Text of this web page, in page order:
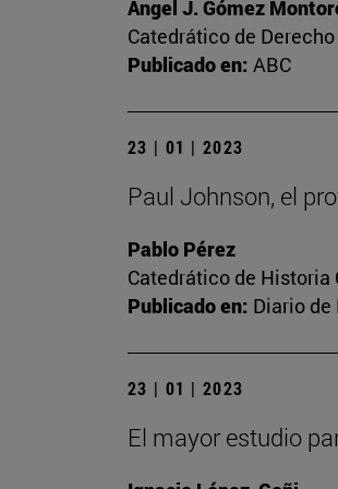
Ángel J. Gómez
Catedrático de
Publicado en: ABC
23 | 01 | 2023
Paul Johnson, el
Pablo Pérez
Catedrático de Historia
Publicado en: Diario de
23 | 01 | 2023
El mayor estudio